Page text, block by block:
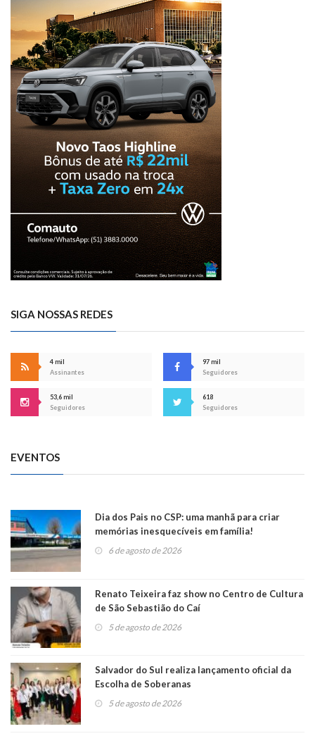
SIGA NOSSAS REDES
4 mil
Assinantes
97 mil
Seguidores
53,6 mil
Seguidores
618
Seguidores
EVENTOS
Dia dos Pais no CSP: uma manhã para criar
memórias inesquecíveis em família!
6 de agosto de 2026
Renato Teixeira faz show no Centro de Cultura
de São Sebastião do Caí
5 de agosto de 2026
Salvador do Sul realiza lançamento oficial da
Escolha de Soberanas
5 de agosto de 2026